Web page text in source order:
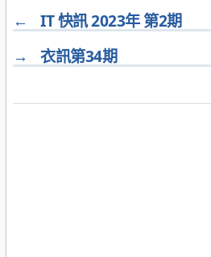
←
IT 快訊 2023年 第2期
→
衣訊第34期